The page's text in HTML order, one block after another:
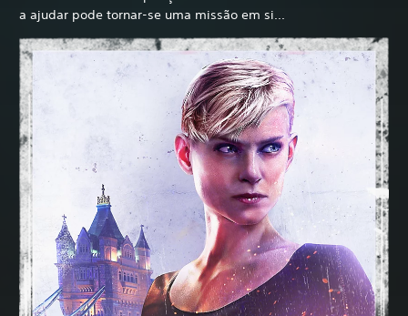
a ajudar pode tornar-se uma missão em si...